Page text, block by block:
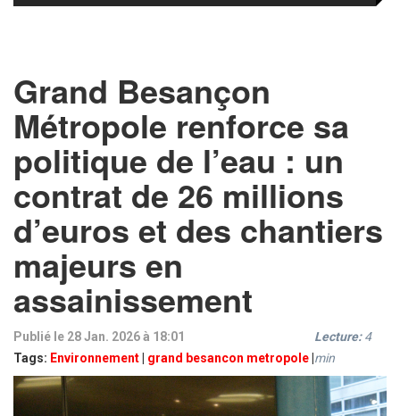
Grand Besançon
Métropole renforce sa
politique de l’eau : un
contrat de 26 millions
d’euros et des chantiers
majeurs en
assainissement
Publié le 28 Jan. 2026 à 18:01
Tags: Environnement grand besancon metropole
Lecture: 4
min